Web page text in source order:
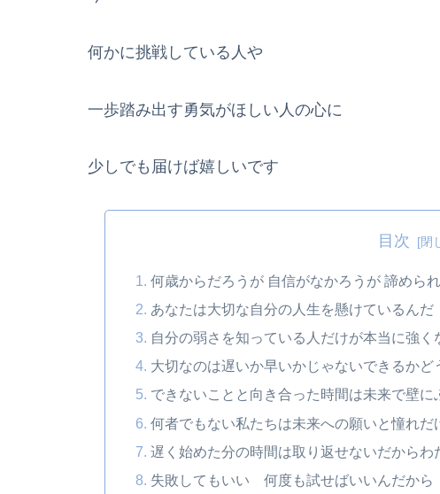
何かに挑戦している人や
一歩踏み出す勇気がほしい人の心に
少しでも届けば嬉しいです
目次
何歳からだろうが 自信がなかろうが 諦めら
あなたは大切な自分の人生を懸けているんだ
自分の弱さを知っている人だけが本当に強く
大切なのは遅いか早いかじゃないできるかど
できないことと向き合った時間は未来で壁
何者でもない私たちは未来への願いと憧れ
遅く始めた分の時間は取り返せないだから
失敗してもいい 何度も試せばいいんだから